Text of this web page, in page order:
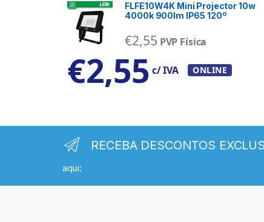
FLFE10W4K Mini Projector 10w
4000k 900lm IP65 120º
€2,55 PVP Física
€2,55 c/ IVA ONLINE
RECEBA DESCONTOS
aqui: